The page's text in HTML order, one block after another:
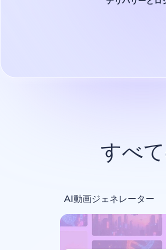
すべ
AI動画ジェネレーター